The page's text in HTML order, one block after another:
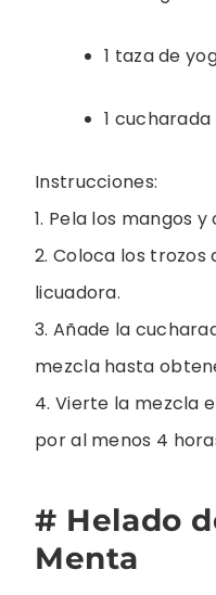
1 taza de
1
Instrucciones:
1. Pela los mangos
2. Coloca los trozos
licuadora.
3. Añade la
mezcla hasta
4. Vierte la mezcla
por al menos 4
# Helado
Menta